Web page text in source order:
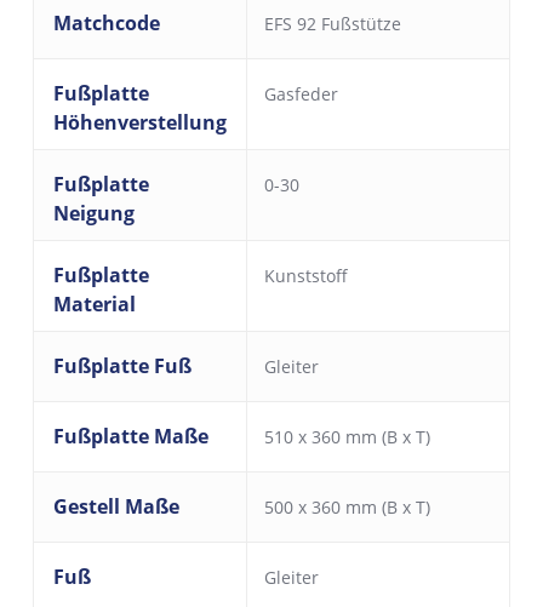
Matchcode EFS 92 Fußstütze
Fußplatte
Höhenverstellung
Gasfeder
Fußplatte
Neigung
0-30
Fußplatte
Material
Kunststoff
Fußplatte Fuß Gleiter
Fußplatte Maße 510 x 360 mm (B x T)
Gestell Maße 500 x 360 mm (B x T)
Fuß Gleiter